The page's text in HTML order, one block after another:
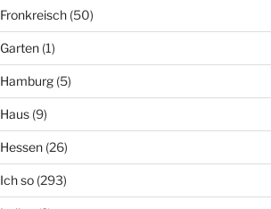
Fronkreisch(50)
Garten(1)
Hamburg(5)
Haus(9)
Hessen(26)
Ich so(293)